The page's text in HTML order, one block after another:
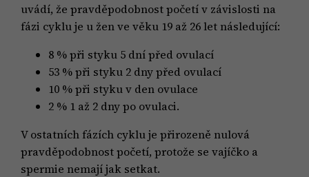
uvádí, že pravděpodobnost početí v závislosti na
fázi cyklu je u žen ve věku 19 až 26 let následující:
8 % při styku 5 dní před ovulací
53 % při styku 2 dny před ovulací
10 % při styku v den ovulace
2 % 1 až 2 dny po ovulaci.
V ostatních fázích cyklu je přirozeně nulová
pravděpodobnost početí, protože se vajíčko a
spermie nemají jak setkat.